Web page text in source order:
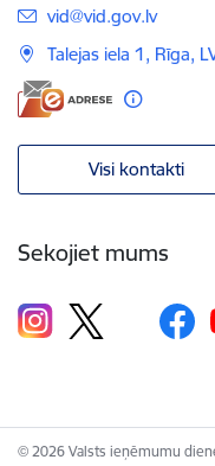
E-pasts:
vid@vid.gov.lv
Talejas iela 1, Rīga,
Visi kontakti
Sekojiet mums
© 2026 Valsts ieņēmumu